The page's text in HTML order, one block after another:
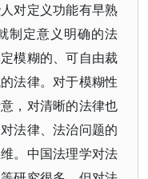
对定义功能有早熟
制定意义明确的法
模糊的、可自由裁
法律。对于模糊性
，对清晰的法律也
法律、法治问题的
。中国法理学对法